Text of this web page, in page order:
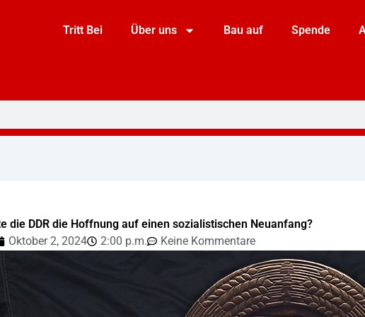
Tritt Bei Über uns Bau auf Spende
die DDR die Hoffnung auf einen sozialistischen Neuanfang?
Oktober 2, 2024 2:00 p.m. Keine Kommentare